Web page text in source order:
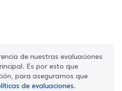
de nuestras evaluaciones
Es por esto que
para asegurarnos que
de evaluaciones.